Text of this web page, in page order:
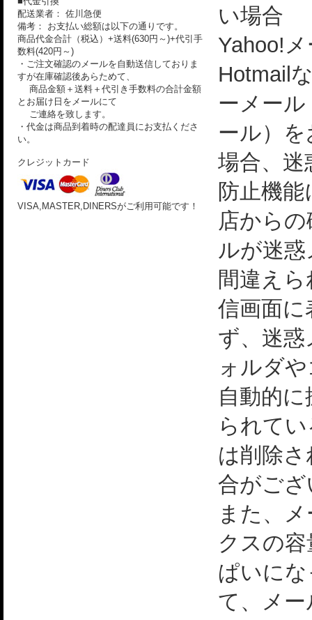
配送業者： 佐川急便
備考： お支払い総額は以下の通りです。
商品代金合計（税込）+送料(630円～)+代引手
数料(420円～)
・ご注文確認のメールを自動送信しておりま
すが在庫確認後あらためて、
商品金額＋送料＋代引き手数料の合計金額
とお届け日をメールにて
ご連絡を致します。
・代金は商品到着時の配達員にお支払くださ
い。
クレジットカード
VISA,MASTER,DINERSがご利用可能です！
い場合
Yahoo!
Hotmail
ーメー
ール）
場合、迷
防止機
店から
ルが迷
間違え
信画面に
ず、迷
ォルダ
自動的
られて
は削除
合がご
また、
クスの
ぱいに
て、メ